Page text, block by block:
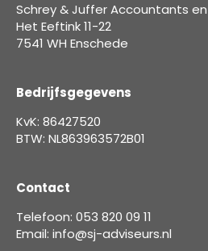
Schrey & Juffer Accountants
Het Eeftink 11-22
7541 WH Enschede
Bedrijfsgegevens
KvK: 86427520
BTW: NL863963572B01
Contact
Telefoon: 053 820 09 11
Email: info@sj-adviseurs.nl